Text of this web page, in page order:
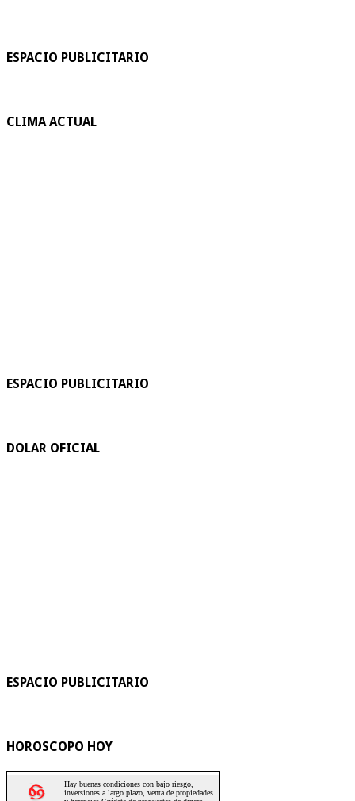
ESPACIO PUBLICITARIO
CLIMA ACTUAL
ESPACIO PUBLICITARIO
DOLAR OFICIAL
ESPACIO PUBLICITARIO
HOROSCOPO HOY